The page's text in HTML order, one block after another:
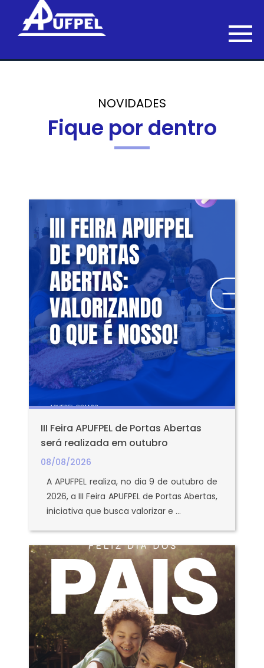
NOVIDADES
Fique por dentro
III Feira APUFPEL de Portas Abertas
será realizada em outubro
08/08/2026
A APUFPEL realiza, no dia 9 de outubro de
2026, a III Feira APUFPEL de Portas Abertas,
iniciativa que busca valorizar e ...